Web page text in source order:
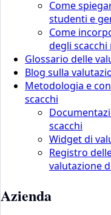
Come
studenti e
Come
degli
Glossario delle
Blog sulla
Metodologia e
scacchi
scacchi
Widget di
Registro
valutazione
Azienda